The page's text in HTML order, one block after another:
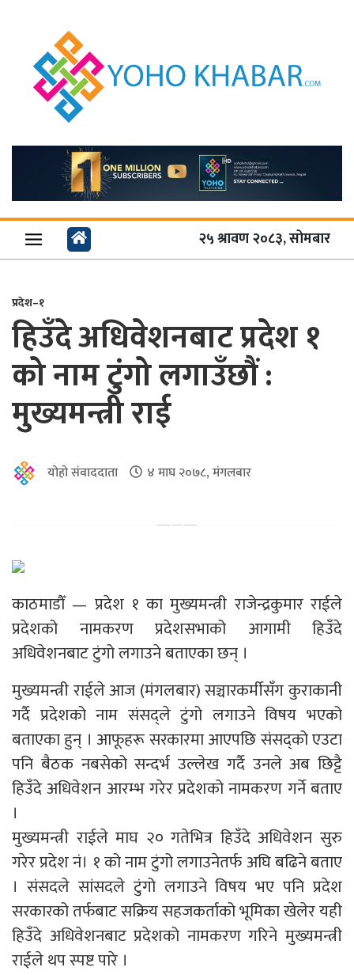
२५ श्रावण २०८३, सोमबार
प्रदेश–१
हिउँदे अधिवेशनबाट प्रदेश १
को नाम टुंगो लगाउँछौं :
मुख्यमन्त्री राई
योहो संवाददाता ४ माघ २०७८, मंगलबार
काठमाडौँ — प्रदेश १ का मुख्यमन्त्री राजेन्द्रकुमार राईले
प्रदेशको नामकरण प्रदेशसभाको आगामी हिउँदे
अधिवेशनबाट टुंगो लगाउने बताएका छन् ।
मुख्यमन्त्री राईले आज (मंगलबार) सञ्चारकर्मीसँग कुराकानी
गर्दै प्रदेशको नाम संसद्‌ले टुंगो लगाउने विषय भएको
बताएका हुन् । आफूहरू सरकारमा आएपछि संसद्‌को एउटा
पनि बैठक नबसेको सन्दर्भ उल्लेख गर्दै उनले अब छिट्टै
हिउँदे अधिवेशन आरम्भ गरेर प्रदेशको नामकरण गर्ने बताए
।
मुख्यमन्त्री राईले माघ २० गतेभित्र हिउँदे अधिवेशन सुरु
गरेर प्रदेश नं। १ को नाम टुंगो लगाउनेतर्फ अघि बढिने बताए
। संसदले सांसदले टुंगो लगाउने विषय भए पनि प्रदेश
सरकारको तर्फबाट सक्रिय सहजकर्ताको भूमिका खेलेर यही
हिउँदे अधिवेशनबाट प्रदेशको नामकरण गरिने मुख्यमन्त्री
राईले थप स्पष्ट पारे ।